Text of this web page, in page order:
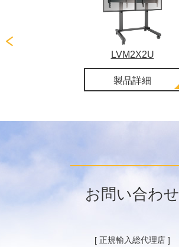
LVM2X2U
製品詳細
お問い合わせ
[ 正規輸入総代理店 ]